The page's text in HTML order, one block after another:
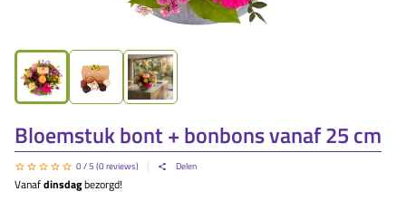
Bloemstuk bont + bonbons vanaf 25 cm
0/ 5 (0reviews) Delen
Vanafdinsdagbezorgd!